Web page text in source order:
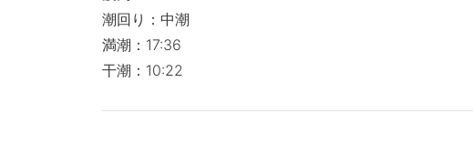
潮回り：中潮
満潮：17:36
干潮：10:22